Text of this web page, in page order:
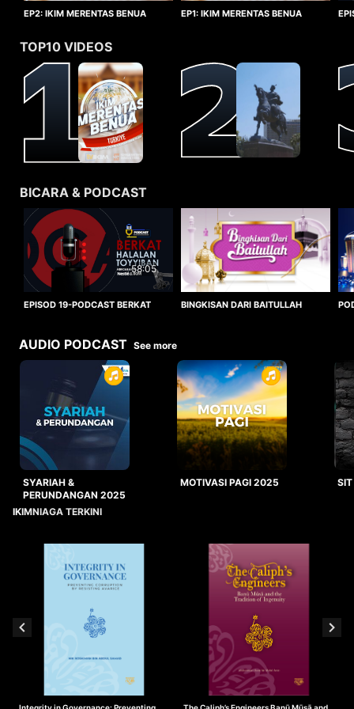
EP2: IKIM MERENTAS BENUA
EP1: IKIM MERENTAS BENUA
TOP10 VIDEOS
BICARA & PODCAST
58:05
EPISOD 19-PODCAST BERKAT
BINGKISAN DARI BAITULLAH
AUDIO PODCAST See more
SYARIAH &
PERUNDANGAN 2025
MOTIVASI PAGI 2025
IKIMNIAGA TERKINI